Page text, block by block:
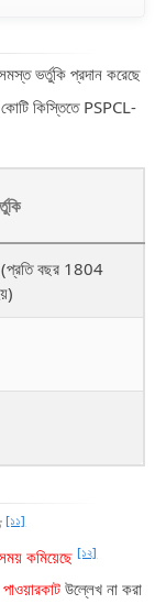
ভর্তুকি প্রদান করেছে
কিস্তিতে PSPCL-
বছর 1804
[১১]
কমিয়েছে [১২]
উল্লেখ না করা